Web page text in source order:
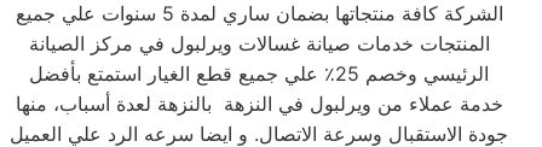
الشركة كافة منتجاتها بضمان ساري لمدة 5 سنوات علي جميع
المنتجات خدمات صيانة غسالات ويرلبول في مركز الصيانة
الرئيسي وخصم 25٪ علي جميع قطع الغيار استمتع بأفضل
خدمة عملاء من ويرلبول في النزهة بالنزهة لعدة أسباب، منها
جودة الاستقبال وسرعة الاتصال. و ايضا سرعه الرد علي العميل